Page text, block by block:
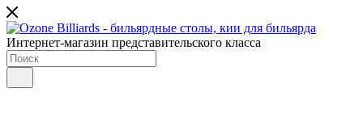
Интернет-магазин представительского класса